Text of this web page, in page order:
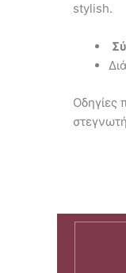
stylish.
Οδηγίες